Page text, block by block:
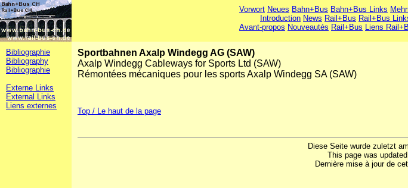
Vorwort Neues Bahn+Bus Bahn+Bus Links
Introduction News Rail+Bus Rail+Bus
Avant-propos Nouveautés Rail+Bus Liens
Bibliographie
Bibliography
Bibliographie
Externe Links
External Links
Liens externes
Sportbahnen Axalp Windegg AG (SAW)
Axalp Windegg Cableways for Sports Ltd (SAW)
Rémontées mécaniques pour les sports Axalp Windegg SA (SAW)
Top / Le haut de la page
Diese Seite wurde zuletzt
This page was
Dernière mise à jour de